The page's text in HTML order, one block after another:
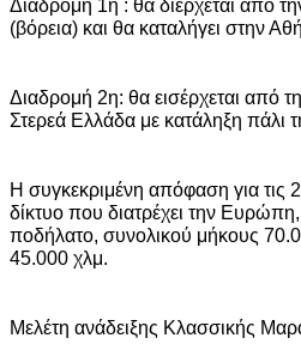
Διαδρομή 1η : θα διέρχεται από
(βόρεια) και θα καταλήγει στην
Διαδρομή 2η: θα εισέρχεται από
Στερεά Ελλάδα με κατάληξη πάλι
Η συγκεκριμένη απόφαση για τις
δίκτυο που διατρέχει την
ποδήλατο, συνολικού μήκους
45.000 χλμ.
Μελέτη ανάδειξης Κλασσικής